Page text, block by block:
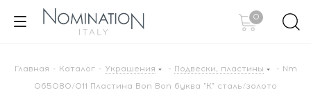
0
Главная - Каталог - Украшения - Подвески, пластины - Nm
065080/011 Пластина Bon Bon буква "K" сталь/золото